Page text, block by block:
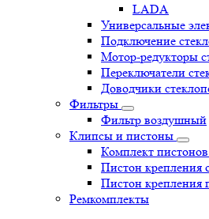
LADA
Универсальные
Подключение
Мотор-редукторы
Переключатели
Доводчики
Фильтры
Фильтр воздушный
Клипсы и пистоны
Комплект
Пистон крепления
Пистон крепления
Ремкомплекты